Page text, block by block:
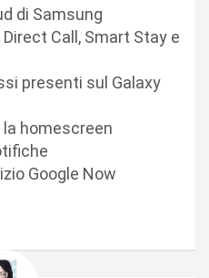
di Samsung
Call, Smart Stay e
presenti sul Galaxy
homescreen
Google Now